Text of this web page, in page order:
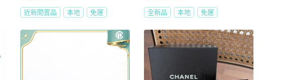
近新閒置品 本地 免運 全新品 本地 免運